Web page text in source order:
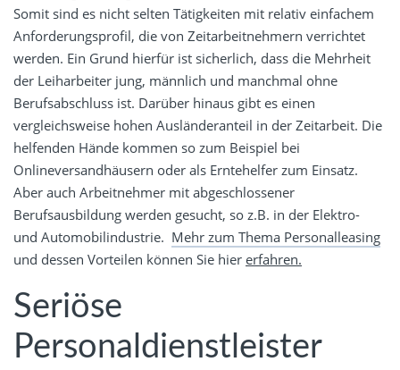
Somit sind es nicht selten Tätigkeiten mit relativ einfachem
Anforderungsprofil, die von Zeitarbeitnehmern verrichtet
werden. Ein Grund hierfür ist sicherlich, dass die Mehrheit
der Leiharbeiter jung, männlich und manchmal ohne
Berufsabschluss ist. Darüber hinaus gibt es einen
vergleichsweise hohen Ausländeranteil in der Zeitarbeit. Die
helfenden Hände kommen so zum Beispiel bei
Onlineversandhäusern oder als Erntehelfer zum Einsatz.
Aber auch Arbeitnehmer mit abgeschlossener
Berufsausbildung werden gesucht, so z.B. in der Elektro-
und Automobilindustrie. Mehr zum Thema Personalleasing
und dessen Vorteilen können Sie hier erfahren.
Seriöse
Personaldienstleister